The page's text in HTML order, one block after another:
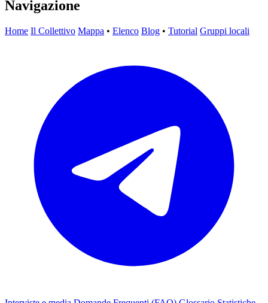
Navigazione
Home Il Collettivo Mappa • Elenco Blog • Tutorial Gruppi locali